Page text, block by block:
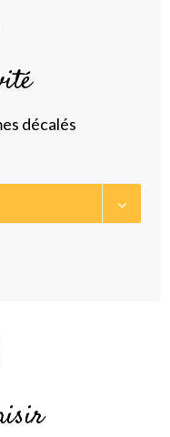
décalés